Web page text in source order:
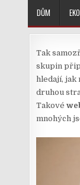
content
DŮM
Tak
skupin
hledají, jak
druhou
Takové
mnohých